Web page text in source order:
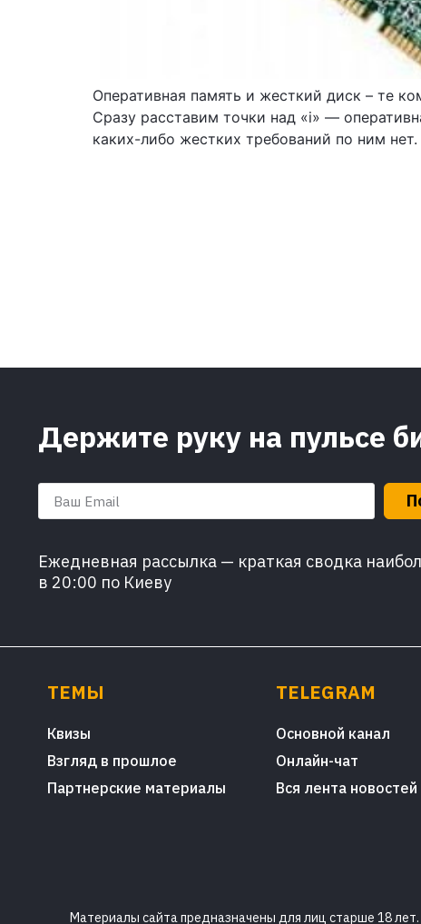
Оперативная память и жесткий диск – те
Сразу расставим точки над «i» —
каких-либо жестких требований по ним
Держите руку на пульсе
Ежедневная рассылка — краткая сводка
в 20:00 по Киеву
ТЕМЫ
Квизы
Взгляд в прошлое
Партнерские материалы
TELEGRAM
Основной канал
Онлайн-чат
Вся лента новостей
Материалы сайта предназначены для лиц старше 18